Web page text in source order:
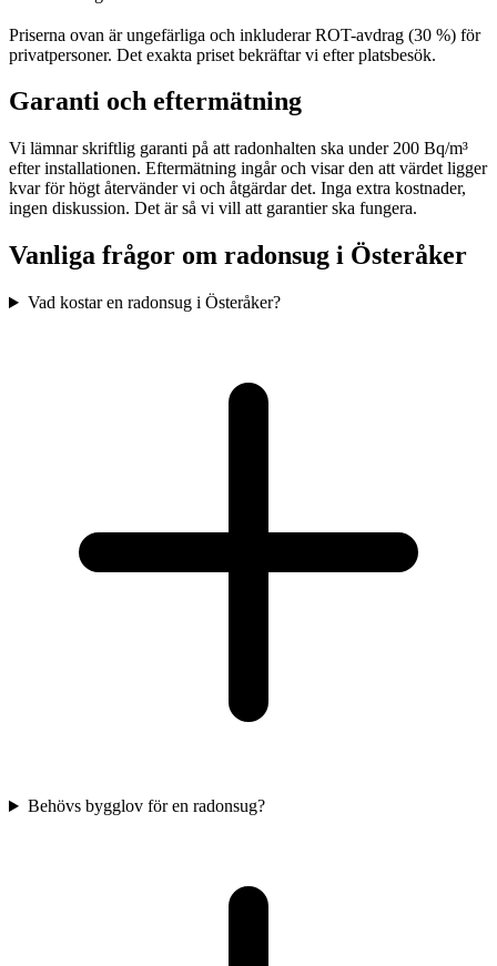
Priserna ovan är ungefärliga och inkluderar ROT-avdrag (30 %) för
privatpersoner. Det exakta priset bekräftar vi efter platsbesök.
Garanti och eftermätning
Vi lämnar skriftlig garanti på att radonhalten ska under 200 Bq/m³
efter installationen. Eftermätning ingår och visar den att värdet ligger
kvar för högt återvänder vi och åtgärdar det. Inga extra kostnader,
ingen diskussion. Det är så vi vill att garantier ska fungera.
Vanliga frågor om radonsug i Österåker
Vad kostar en radonsug i Österåker?
Behövs bygglov för en radonsug?